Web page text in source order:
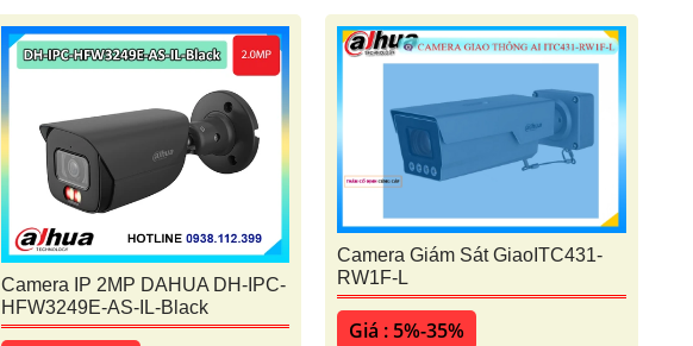
Camera IP 2MP DAHUA DH-IPC-
HFW3249E-AS-IL-Black
Camera Giám Sát GiaoITC431-
RW1F-L
Giá : 5%-35%